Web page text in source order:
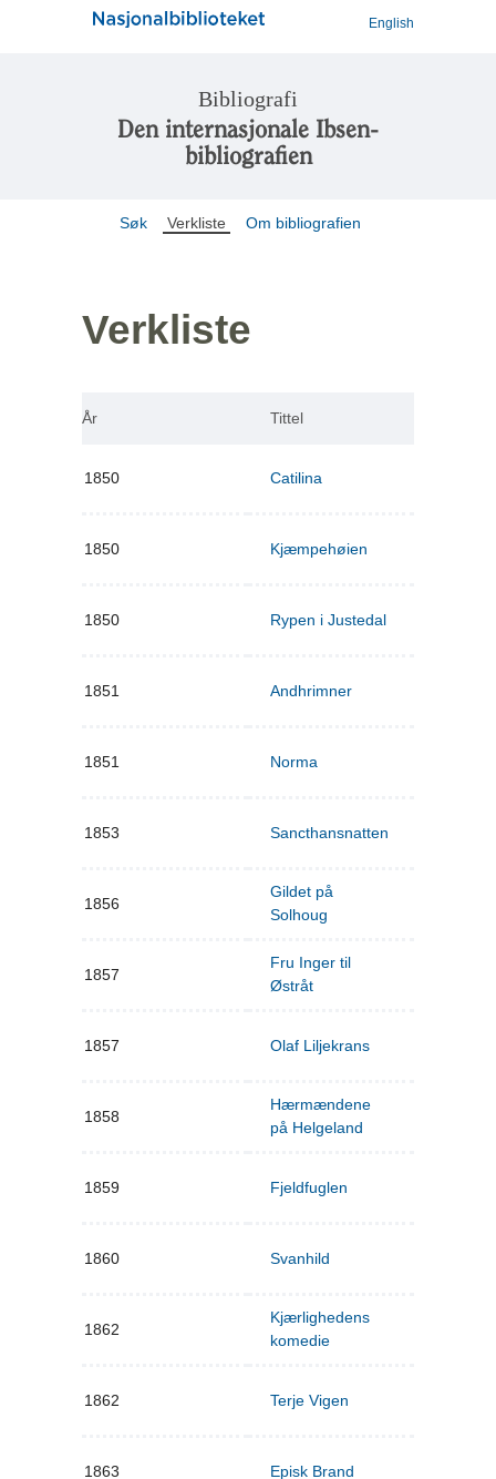
English
Bibliografi
Den internasjonale Ibsen-
bibliografien
Søk Verkliste Om bibliografien
Verkliste
År Tittel
1850 Catilina
1850 Kjæmpehøien
1850 Rypen i Justedal
1851 Andhrimner
1851 Norma
1853 Sancthansnatten
1856
Gildet på
Solhoug
1857
Fru Inger til
Østråt
1857 Olaf Liljekrans
1858
Hærmændene
på Helgeland
1859 Fjeldfuglen
1860 Svanhild
1862
Kjærlighedens
komedie
1862 Terje Vigen
1863 Episk Brand